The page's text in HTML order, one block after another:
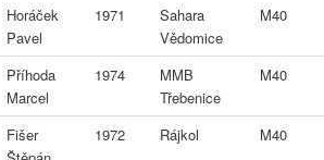
Horáček
Pavel
1971
Sahara
Vědomice
M40
Příhoda
Marcel
1974
MMB
Třebenice
M40
Fišer
1972 Rájkol M40